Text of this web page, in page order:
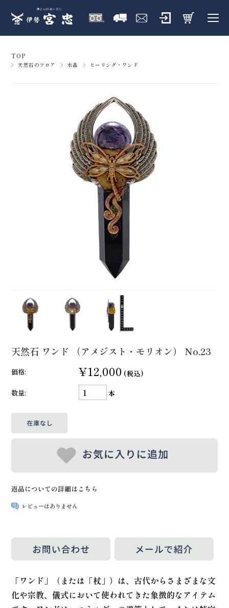
TOP
天然石のフロア 水晶 ヒーリング・ワンド
天然石 ワンド （アメジスト・モリオン） No.23
価格: ¥12,000 (税込)
数量:
本
返品についての詳細はこちら
レビューはありません
「ワンド」（または「杖」）は、古代からさまざまな文
化や宗教、儀式において使われてきた象徴的なアイテム